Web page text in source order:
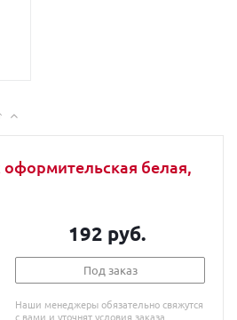
белая,
192 руб.
Под заказ
Наши менеджеры обязательно свяжутся
с вами и уточнят условия заказа